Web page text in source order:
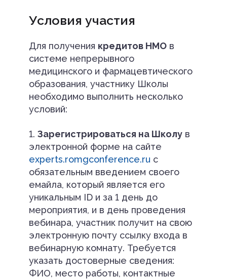
Условия участия
Для получения кредитов НМОв
системе непрерывного
медицинского и фармацевтического
образования, участнику Школы
необходимо выполнить несколько
условий:
1. Зарегистрироваться на Школув
электронной форме на сайте
experts.romgconference.ru с
обязательным введением своего
емайла, который является его
уникальным ID и за 1 день до
мероприятия, и в день проведения
вебинара, участник получит на свою
электронную почту ссылку входа в
вебинарную комнату. Требуется
указать достоверные сведения:
ФИО, место работы, контактные